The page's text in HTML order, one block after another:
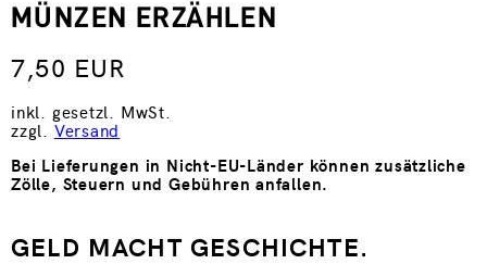
MÜNZEN ERZÄHLEN
7,50 EUR
inkl. gesetzl. MwSt.
zzgl. Versand
Bei Lieferungen in Nicht-EU-Länder können zusätzliche
Zölle, Steuern und Gebühren anfallen.
GELD MACHT GESCHICHTE.